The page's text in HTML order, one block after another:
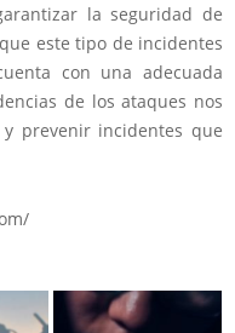
la seguridad de
este tipo de incidentes
con una adecuada
de los ataques nos
prevenir incidentes que